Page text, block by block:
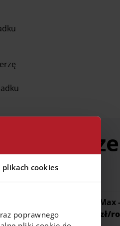
plikach cookies
poprawnego
- nr 3
Pakiet Max
257 zł/